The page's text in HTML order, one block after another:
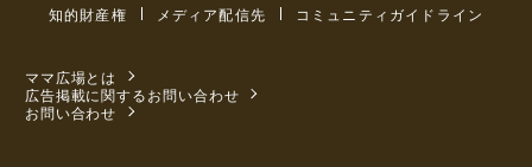
知的財産権
メディア配信先 コミュニティガイドライン
ママ広場とは
広告掲載に関するお問い合わせ
お問い合わせ